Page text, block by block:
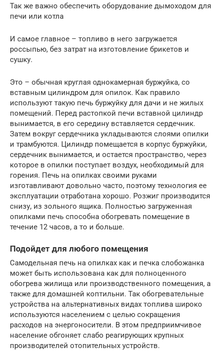
Так же важно обеспечить оборудование дымоходом для
печи или котла
И самое главное – топливо в него загружается
россыпью, без затрат на изготовление брикетов и
сушку.
Это – обычная круглая однокамерная буржуйка, со
вставным цилиндром для опилок. Как правило
используют такую печь буржуйку для дачи и не жилых
помещений. Перед растопкой печи вставной цилиндр
вынимается, в его середину вставляется сердечник.
Затем вокруг сердечника укладываются слоями опилки
и трамбуются. Цилиндр помещается в корпус буржуйки,
сердечник вынимается, и остается пространство, через
которое в опилки поступает воздух, необходимый для
горения. Печь на опилках своими руками
изготавливают довольно часто, поэтому технология ее
эксплуатации отработана хорошо. Розжиг производится
снизу, из зольного ящика. Полностью загруженная
опилками печь способна обогревать помещение в
течение 12 часов, а то и больше.
Подойдет для любого помещения
Самодельная печь на опилках как и печка слобожанка
может быть использована как для полноценного
обогрева жилища или производственного помещения, а
также для домашней коптильни. Так обогревательные
устройства на альтернативных видах топлива широко
используются населением с целью сокращения
расходов на энергоносители. В этом предприимчивое
население обгоняет слабо реагирующих крупных
производителей отопительных устройств.